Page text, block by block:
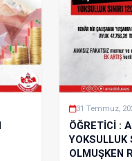
31 Temmuz,
ÖĞRETİCİ :
YOKSULLUK
OLMUŞKEN